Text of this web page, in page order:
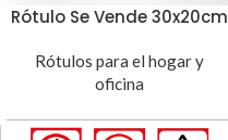
Rótulo Se Vende 30x20cm
Rótulos para el hogar y
oficina